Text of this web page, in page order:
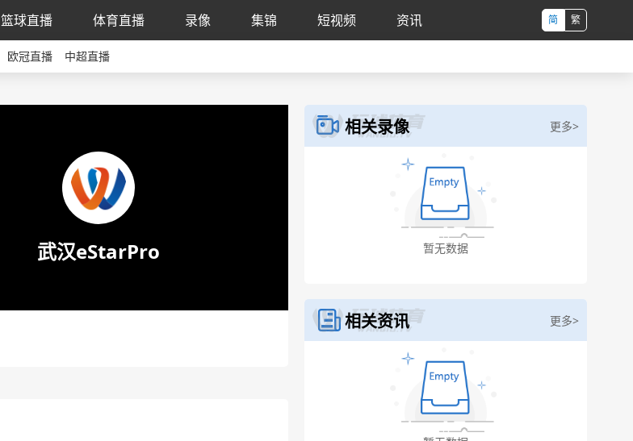
篮球直播 体育直播 录像 集锦 短视频 资讯 简 繁
欧冠直播 中超直播
武汉eStarPro
相关录像 更多>
相关资讯 更多>